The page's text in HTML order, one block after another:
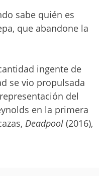
sabe quién es
que abandone la
ingente de
se vio propulsada
del
en la primera
Deadpool (2016),